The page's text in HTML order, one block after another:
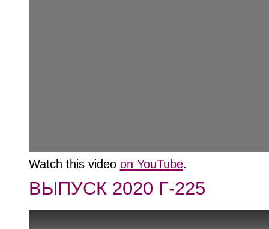
Watch this video on YouTube.
ВЫПУСК 2020 Г-225